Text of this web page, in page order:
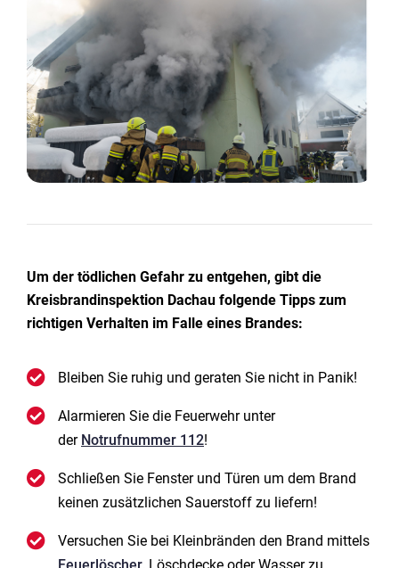
Um der tödlichen Gefahr zu entgehen, gibt die
Kreisbrandinspektion Dachau folgende Tipps zum
richtigen Verhalten im Falle eines Brandes:
Bleiben Sie ruhig und geraten Sie nicht in Panik!
Alarmieren Sie die Feuerwehr unter
der Notrufnummer 112!
Schließen Sie Fenster und Türen um dem Brand
keinen zusätzlichen Sauerstoff zu liefern!
Versuchen Sie bei Kleinbränden den Brand mittels
Feuerlöscher, Löschdecke oder Wasser zu